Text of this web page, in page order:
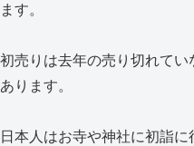
ます。
初売りは去年の売り切れて
あります。
日本人はお寺や神社に初詣に